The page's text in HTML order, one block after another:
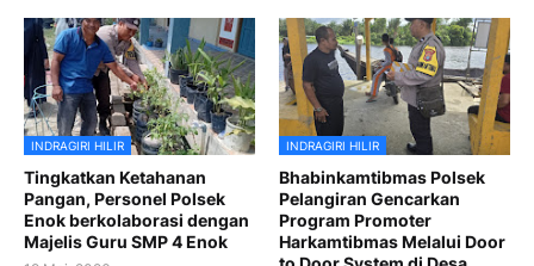
INDRAGIRI HILIR
Tingkatkan Ketahanan
Pangan, Personel Polsek
Enok berkolaborasi dengan
Majelis Guru SMP 4 Enok
INDRAGIRI HILIR
Bhabinkamtibmas Polsek
Pelangiran Gencarkan
Program Promoter
Harkamtibmas Melalui Door